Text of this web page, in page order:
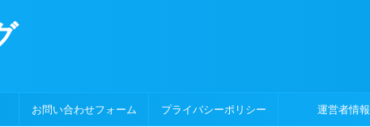
お問い合わせフォーム プライバシーポリシー 運営者情報